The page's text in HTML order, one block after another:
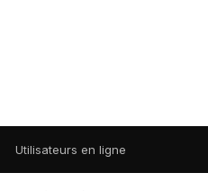
Utilisateurs en ligne